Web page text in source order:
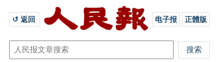
↺ 返回 电子报 正體版